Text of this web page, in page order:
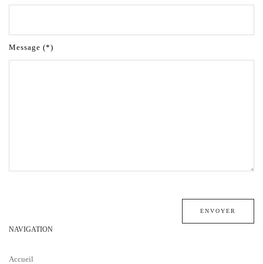
Message (*)
NAVIGATION
Accueil